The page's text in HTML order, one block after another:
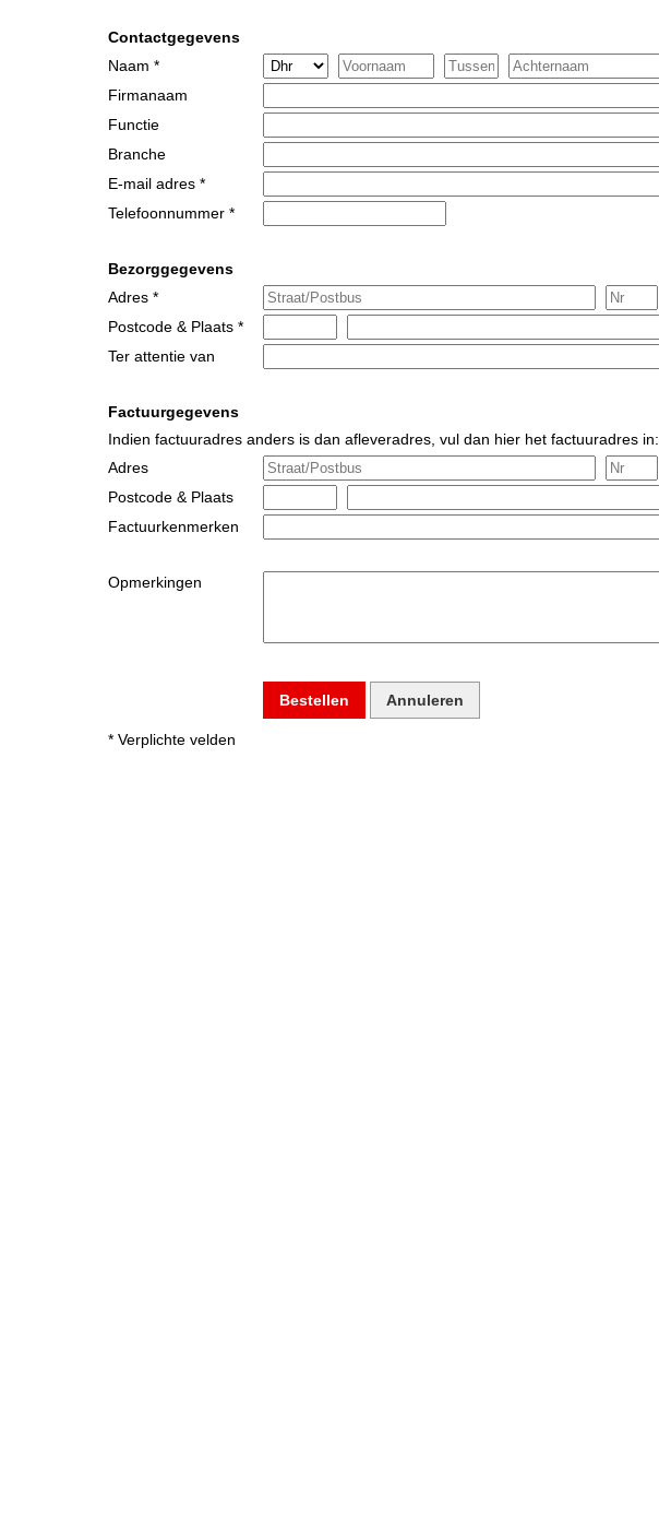
Contactgegevens
Naam *
Firmanaam
Functie
Branche
E-mail adres *
Telefoonnummer *
Bezorggegevens
Adres *
Postcode & Plaats *
Ter attentie van
Factuurgegevens
Indien factuuradres anders is dan afleveradres, vul dan hier het factuuradres in:
Adres
Postcode & Plaats
Factuurkenmerken
Opmerkingen
Bestellen Annuleren
* Verplichte velden